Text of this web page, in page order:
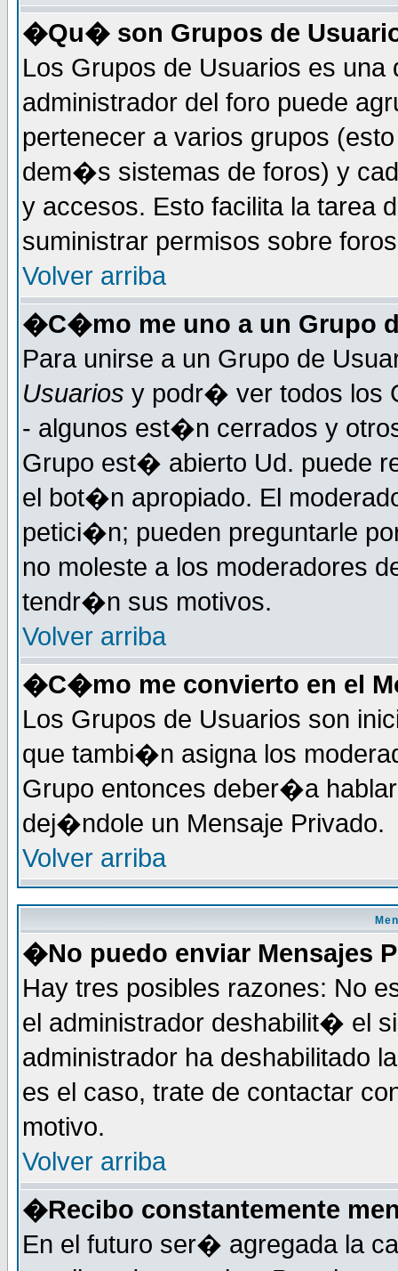
�Qu� son Grupos de
Los Grupos de Usuarios es una
administrador del foro puede
pertenecer a varios grupos
dem�s sistemas de foros) y
y accesos. Esto facilita la tarea
suministrar permisos sobre
Volver arriba
�C�mo me uno a un Grupo
Para unirse a un Grupo de
Usuarios y podr� ver todos los
- algunos est�n cerrados y
Grupo est� abierto Ud. puede
el bot�n apropiado. El
petici�n; pueden preguntarle
no moleste a los moderadores
tendr�n sus motivos.
Volver arriba
�C�mo me convierto en el
Los Grupos de Usuarios son
que tambi�n asigna los
Grupo entonces deber�a
dej�ndole un Mensaje Privado.
Volver arriba
�No puedo enviar Mensajes
Hay tres posibles razones: No
el administrador deshabilit� el
administrador ha deshabilitado
es el caso, trate de contactar
motivo.
Volver arriba
�Recibo constantemente
En el futuro ser� agregada la